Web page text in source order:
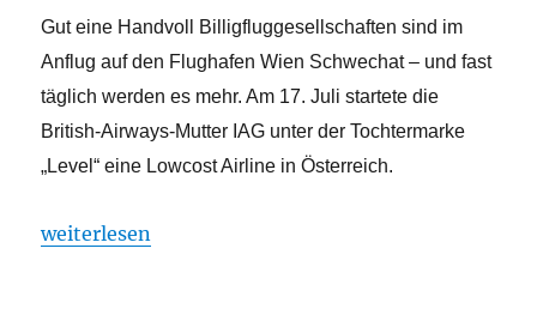
Gut eine Handvoll Billigfluggesellschaften sind im
Anflug auf den Flughafen Wien Schwechat – und fast
täglich werden es mehr. Am 17. Juli startete die
British-Airways-Mutter IAG unter der Tochtermarke
„Level“ eine Lowcost Airline in Österreich.
„Billigfliegeransturm auf Flughafen Wien“
weiterlesen